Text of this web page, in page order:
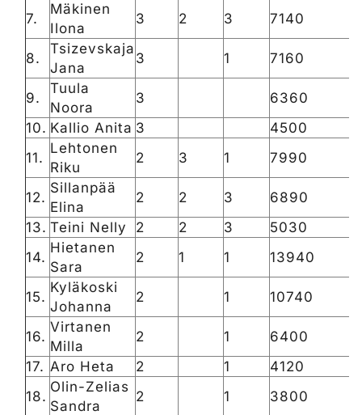
7.
Mäkinen
Ilona
3 2 3 7140
8.
Tsizevskaja
Jana
3 1 7160
9.
Tuula
Noora
3
6360
10. Kallio Anita 3
4500
11.
Lehtonen
Riku
2 3 1 7990
12.
Sillanpää
Elina
2 2 3
6890
13. Teini Nelly 2 2 3
5030
14.
Hietanen
Sara
2 1 1 13940
15.
Kyläkoski
Johanna
2 1 10740
16.
Virtanen
Milla
2 1
6400
17. Aro Heta 2 1
4120
18.
Olin-Zelias
Sandra
2 1 3800